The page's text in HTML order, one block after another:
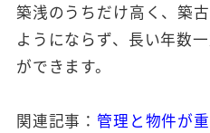
築浅のうちだけ高く、築
ようにならず、長い年数
ができます。
関連記事： 管理と物件が